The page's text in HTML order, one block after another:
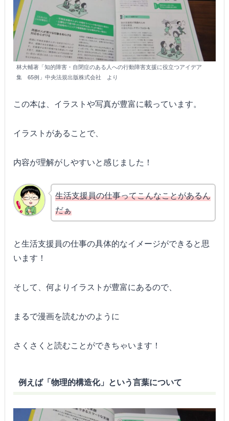
林大輔著「知的障害・自閉症のある人への行動障害支援に役立つアイデア
集 65例」中央法規出版株式会社 より
この本は、イラストや写真が豊富に載っています。
イラストがあることで、
内容が理解がしやすいと感じました！
生活支援員の仕事ってこんなことがあるん
だぁ
と生活支援員の仕事の具体的なイメージができると思
います！
そして、何よりイラストが豊富にあるので、
まるで漫画を読むかのように
さくさくと読むことができちゃいます！
例えば「物理的構造化」という言葉について